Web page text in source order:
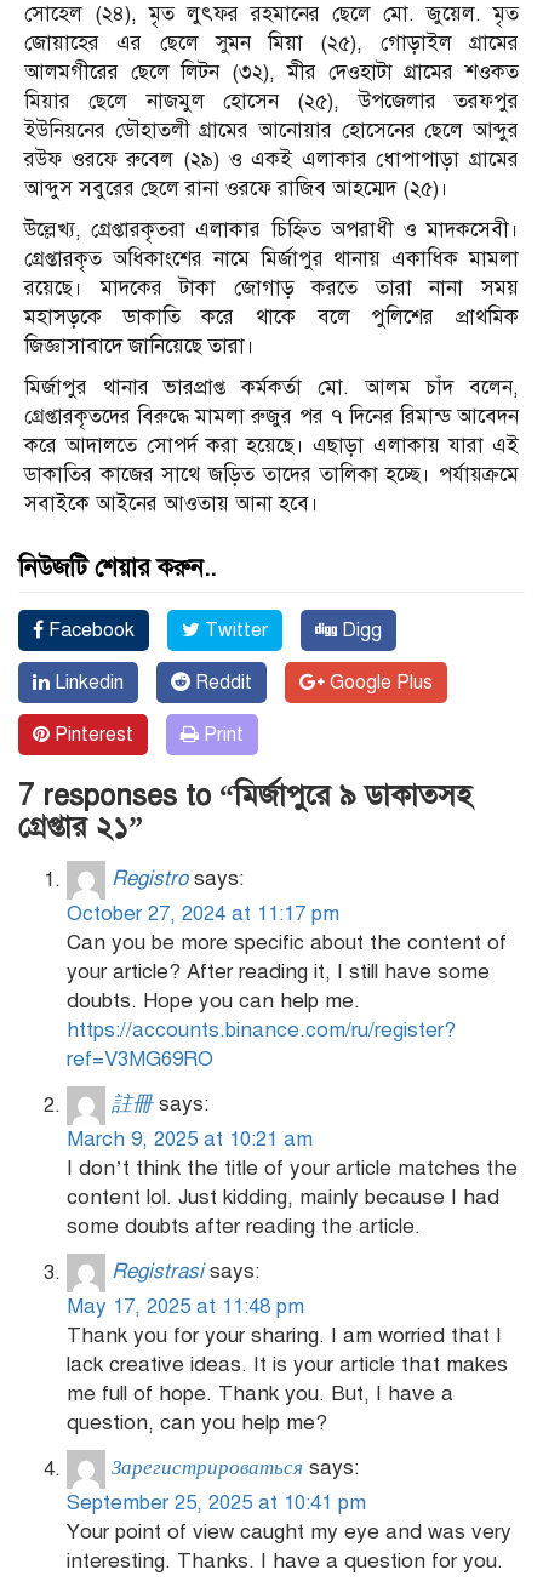
সোহেল (২৪), মৃত লুৎফর রহমানের ছেলে মো. জুয়েল. মৃত
জোয়াহের এর ছেলে সুমন মিয়া (২৫), গোড়াইল গ্রামের
আলমগীরের ছেলে লিটন (৩২), মীর দেওহাটা গ্রামের শওকত
মিয়ার ছেলে নাজমুল হোসেন (২৫), উপজেলার তরফপুর
ইউনিয়নের ডৌহাতলী গ্রামের আনোয়ার হোসেনের ছেলে আব্দুর
রউফ ওরফে রুবেল (২৯) ও একই এলাকার ধোপাপাড়া গ্রামের
আব্দুস সবুরের ছেলে রানা ওরফে রাজিব আহম্মেদ (২৫)।
উল্লেখ্য, গ্রেপ্তারকৃতরা এলাকার চিহ্নিত অপরাধী ও মাদকসেবী।
গ্রেপ্তারকৃত অধিকাংশের নামে মির্জাপুর থানায় একাধিক মামলা
রয়েছে। মাদকের টাকা জোগাড় করতে তারা নানা সময়
মহাসড়কে ডাকাতি করে থাকে বলে পুলিশের প্রাথমিক
জিজ্ঞাসাবাদে জানিয়েছে তারা।
মির্জাপুর থানার ভারপ্রাপ্ত কর্মকর্তা মো. আলম চাঁদ বলেন,
গ্রেপ্তারকৃতদের বিরুদ্ধে মামলা রুজুর পর ৭ দিনের রিমান্ড আবেদন
করে আদালতে সোপর্দ করা হয়েছে। এছাড়া এলাকায় যারা এই
ডাকাতির কাজের সাথে জড়িত তাদের তালিকা হচ্ছে। পর্যায়ক্রমে
সবাইকে আইনের আওতায় আনা হবে।
নিউজটি শেয়ার করুন..
Facebook Twitter Digg
Linkedin Reddit Google Plus
Pinterest Print
7 responses to “মির্জাপুরে ৯ ডাকাতসহ
গ্রেপ্তার ২১”
Registro says:
October 27, 2024 at 11:17 pm
Can you be more specific about the content of
your article? After reading it, I still have some
doubts. Hope you can help me.
https://accounts.binance.com/ru/register?
ref=V3MG69RO
註冊 says:
March 9, 2025 at 10:21 am
I don’t think the title of your article matches the
content lol. Just kidding, mainly because I had
some doubts after reading the article.
Registrasi says:
May 17, 2025 at 11:48 pm
Thank you for your sharing. I am worried that I
lack creative ideas. It is your article that makes
me full of hope. Thank you. But, I have a
question, can you help me?
Зарегистрироваться says:
September 25, 2025 at 10:41 pm
Your point of view caught my eye and was very
interesting. Thanks. I have a question for you.